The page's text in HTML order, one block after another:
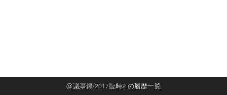
議事録/2017臨時2 の履歴一覧